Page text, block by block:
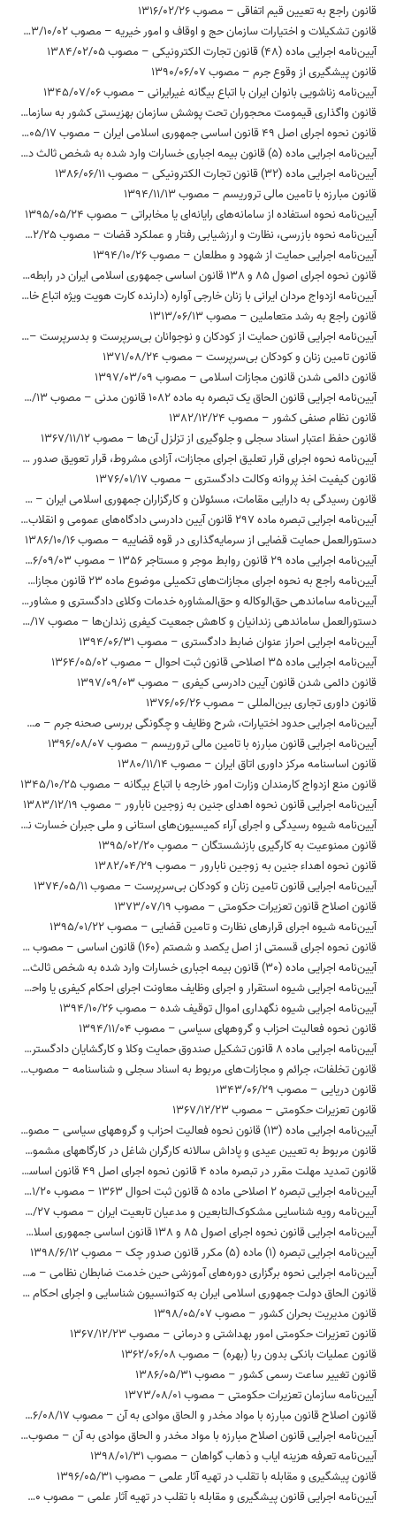
قانون راجع به تعیین قیم اتفاقی – مصوب 1316/02/26
قانون تشکیلات و اختیارات سازمان حج و اوقاف و امور خیریه – مصوب 1363/10/02
آیین‌نامه اجرایی ماده (48) قانون تجارت الکترونیکی – مصوب 1384/02/05
قانون پیشگیری از وقوع جرم – مصوب 1390/06/07
آیین‌نامه‌ زناشویی‌ بانوان‌ ایران با اتباع‌ بیگانه‌ غیرایرانی – مصوب 1345/07/06
قانون واگذاری قیمومت محجوران تحت پوشش سازمان بهزیستی کشور به سازمان مذکور تا زمان تعیین قیم توسط دادگاه صالح – مصوب 1376/04/29
قانون نحوه اجرای اصل 49 قانون اساسی جمهوری اسلامی ایران – مصوب 1363/05/17
آیین‌نامه اجرایی ماده (5) قانون بیمه اجباری خسارات وارد شده به شخص ثالث در اثر حوادث ناشی از وسایل نقلیه – مصوب 1397/02/16
آیین‌نامه اجرایی ماده (32) قانون تجارت الکترونیکی – مصوب 1386/06/11
قانون مبارزه با تامین مالی تروریسم – مصوب 1394/11/13
آیین‌نامه نحوه استفاده از سامانه‌های رایانه‌ای یا مخابراتی – مصوب 1395/05/24
آیین‌نامه نحوه بازرسی، نظارت و ارزشیابی رفتار و عملکرد قضات – مصوب 1392/02/25
آیین‌نامه اجرایی حمایت از شهود و مطلعان – مصوب 1394/10/26
قانون نحوه اجرای اصول 85 و 138 قانون اساسی جمهوری اسلامی ایران در رابطه با‌ مسئولیت‌های رئیس مجلس شورای اسلامی – مصوب 1368/10/26
آیین‌نامه‌ ازدواج‌ مردان‌ ایرانی‌ با زنان‌ خارجی‌ آواره‌ (دارنده کارت هویت ویژه اتباع خارجه) – مصوب 1382/01/24
قانون راجع به رشد متعاملین – مصوب 1313/06/13
آیین‌نامه اجرایی قانون حمایت از کودکان و نوجوانان بی‌سرپرست و بدسرپرست – مصوب 1394/04/14
قانون تامین زنان و کودکان بی‌سرپرست – مصوب 1371/08/24
قانون دائمی شدن قانون مجازات اسلامی – مصوب 1397/03/09
آیین‌نامه اجرایی قانون الحاق یک تبصره به ماده 1082 قانون مدنی – مصوب 1377/02/13
قانون نظام صنفی کشور – مصوب 1382/12/24
قانون حفظ اعتبار اسناد سجلی و جلوگیری از تزلزل آن‌ها – مصوب 1367/11/12
آیین‌نامه نحوه اجرای قرار تعلیق اجرای مجازات، آزادی مشروط، قرار تعویق صدور حکم، نظام نیمه آزادی و آزادی تحت نظارت سامانه‌های الکترونیکی و جایگزین‌های حبس – مصوب 1398/02/03
قانون کیفیت اخذ پروانه وکالت دادگستری – مصوب 1376/01/17
قانون رسیدگی به دارایی مقامات، مسئولان و کارگزاران جمهوری اسلامی ایران – مصوب 1394/08/09
آیین‌نامه اجرایی تبصره ماده 297 قانون آیین دادرسی دادگاه‌های عمومی و انقلاب (در امور کیفری) – مصوب 1380/06/14
دستورالعمل حمایت قضایی از سرمایه‌گذاری در قوه قضاییه – مصوب 1386/10/16
آیین‌نامه اجرایی ماده 29 قانون روابط موجر و مستاجر 1356 – مصوب 1356/09/03
آیین‌نامه راجع به نحوه اجرای مجازات‌های تکمیلی موضوع ماده 23 قانون مجازات اسلامی – مصوب 1393/26/11
آیین‌نامه ساماندهی حق‌الوکاله و حق‌المشاوره خدمات وکلای دادگستری و مشاوران حقوقی در دستگاه‌های اجرایی – مصوب 1397/09/24
دستورالعمل ساماندهی زندانیان و کاهش جمعیت کیفری زندان‌ها – مصوب 1395/06/17
آیین‌نامه اجرایی احراز عنوان ضابط دادگستری – مصوب 1394/06/31
آیین‌نامه اجرایی ماده 35 اصلاحی قانون ثبت احوال – مصوب 1364/05/02
قانون دائمی شدن قانون آیین دادرسی کیفری – مصوب 1397/09/03
قانون داوری تجاری بین‌المللی – مصوب 1376/06/26
آیین‏‌نامه اجرایی حدود اختیارات، شرح وظایف و چگونگی بررسی صحنه جرم – مصوب 1396/06/28
آیین‌نامه اجرایی قانون مبارزه با تامین مالی تروریسم – مصوب 1396/08/07
قانون اساسنامه مرکز داوری اتاق ایران – مصوب 1380/11/14
قانون منع ازدواج کارمندان وزارت امور خارجه با اتباع بیگانه – مصوب 1345/10/25
آیین‌نامه اجرایی قانون نحوه اهدای جنین به زوجین نابارور – مصوب 1383/12/19
آیین‌نامه شیوه رسیدگی و اجرای آراء کمیسیون‌های استانی و ملی جبران خسارت ناشی از بازداشت – مصوب 1395/10/04
قانون ممنوعیت به کارگیری بازنشستگان – مصوب 1395/02/20
قانون نحوه اهداء جنین به زوجین نابارور – مصوب 1382/04/29
آیین‌نامه اجرایی قانون تامین زنان و کودکان بی‌سرپرست – مصوب 1374/05/11
قانون اصلاح قانون تعزیرات حکومتی – مصوب 1373/07/19
آیین‌نامه شیوه اجرای قرارهای نظارت و تامین قضایی – مصوب 1395/01/22
قانون نحوه اجرای قسمتی از اصل یکصد و شصتم (160) قانون اساسی – مصوب 1394/02/22
آیین‌نامه اجرایی ماده (30) قانون بیمه اجباری خسارات وارد شده به شخص ثالث در اثر حوادث ناشی از وسایل نقلیه – مصوب 1396/05/16
آیین‌نامه اجرایی شیوه استقرار و اجرای وظایف معاونت اجرای احکام کیفری یا واحدی از آن در زندان‌ها و موسسات کیفری – مصوب 1395/12/24
آیین‌نامه اجرایی شیوه نگهداری اموال توقیف شده – مصوب 1394/10/26
قانون نحوه فعالیت احزاب و گروههای سیاسی – مصوب 1394/11/04
آیین‌نامه اجرایی ماده 8 قانون تشکیل صندوق حمایت وکلا و کارگشایان دادگستری – مصوب 1377/12/26
قانون تخلفات، جرائم و مجازات‌های مربوط به اسناد سجلی و شناسنامه – مصوب 1370/05/10
قانون دریایی – مصوب 1343/06/29
قانون تعزیرات حکومتی – مصوب 1367/12/23
آیین‌نامه اجرایی ماده (13) قانون نحوه فعالیت احزاب و گروه‏های سیاسی – مصوب 1397/02/23
قانون مربوط به تعیین عیدی و پاداش سالانه کارگران شاغل در کارگاههای مشمول قانون کار – مصوب 1370/12/06
قانون تمدید مهلت مقرر در تبصره ماده 4 قانون نحوه اجرای اصل 49 قانون اساسی – مصوب 1364/05/17
آیین‌نامه اجرایی تبصره 2 اصلاحی ماده 5 قانون ثبت احوال 1363 – مصوب 1385/01/20
آیین‌نامه رویه شناسایی مشکوک‌التابعین و مدعیان تابعیت ایران – مصوب 1382/12/27
آیین‌نامه اجرایی قانون نحوه اجرای اصول 85 و 138 قانون اساسی جمهوری اسلامی ایران و اصلاحات بعدی – مصوب 1391/10/24
آیین‌نامه اجرایی تبصره (1) ماده (5) مکرر قانون صدور چک – مصوب 1398/6/12
آیین‌نامه اجرایی نحوه برگزاری دوره‌های آموزشی حین خدمت ضابطان نظامی – مصوب 1397/09/18
قانون الحاق دولت جمهوری اسلامی ایران به کنوانسیون شناسایی و اجرای احکام داوری خارجی – مصوب 1380/1/21
قانون مدیریت بحران کشور – مصوب 1398/05/07
قانون تعزیرات حکومتی امور بهداشتی و درمانی – مصوب 1367/12/23
قانون عملیات بانکی بدون ربا (بهره) – مصوب 1362/06/08
قانون تغییر ساعت رسمی کشور – مصوب 1386/05/31
آیین‌نامه سازمان تعزیرات حکومتی – مصوب 1373/08/01
قانون اصلاح قانون مبارزه با مواد مخدر و الحاق موادی به آن – مصوب 1376/08/17
آیین‌نامه اجرایی قانون اصلاح مبارزه با مواد مخدر و الحاق موادی به آن – مصوب 1377/10/22
آیین‌نامه تعرفه هزینه ایاب و ذهاب گواهان – مصوب 1398/01/31
قانون پیشگیری و مقابله با تقلب در تهیه آثار علمی – مصوب 1396/05/31
آیین‌نامه اجرایی قانون پیشگیری و مقابله با تقلب در تهیه آثار علمی – مصوب 1398/05/30